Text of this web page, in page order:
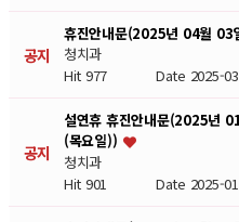
공지
휴진안내문(2025년 04월 03
청치과
Hit 977Date 2025-
공지
설연휴 휴진안내문(2025년
(목요일))
청치과
Hit 901Date 2025-